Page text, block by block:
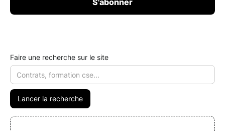
Faire une recherche sur le site